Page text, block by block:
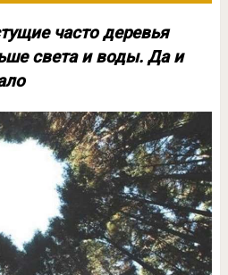
часто деревья
света и воды. Да и